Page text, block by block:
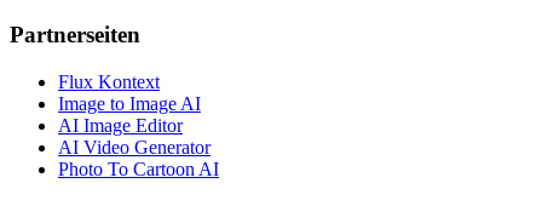
Partnerseiten
Flux Kontext
Image to Image AI
AI Image Editor
AI Video Generator
Photo To Cartoon AI